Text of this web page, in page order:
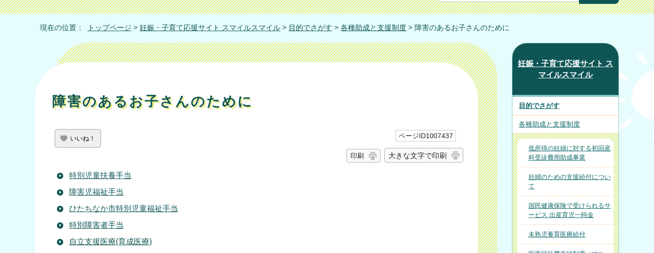
現在の位置： トップページ > 妊娠・子育て応援サイト スマイルスマイル > 目的でさがす > 各種助成と支援制度 > 障害のあるお子さんのために
障害のあるお子さんのために
いいね！ ページID1007437
印刷 大きな文字で印刷
特別児童扶養手当
障害児福祉手当
ひたちなか市特別児童福祉手当
特別障害者手当
自立支援医療(育成医療)
妊娠・子育て応援サイト ス
マイルスマイル
目的でさがす
各種助成と支援制度
低所得の妊婦に対する初回産
科受診費用助成事業
妊婦のための支援給付につい
て
国民健康保険で受けられるサ
ービス 出産育児一時金
未熟児養育医療給付